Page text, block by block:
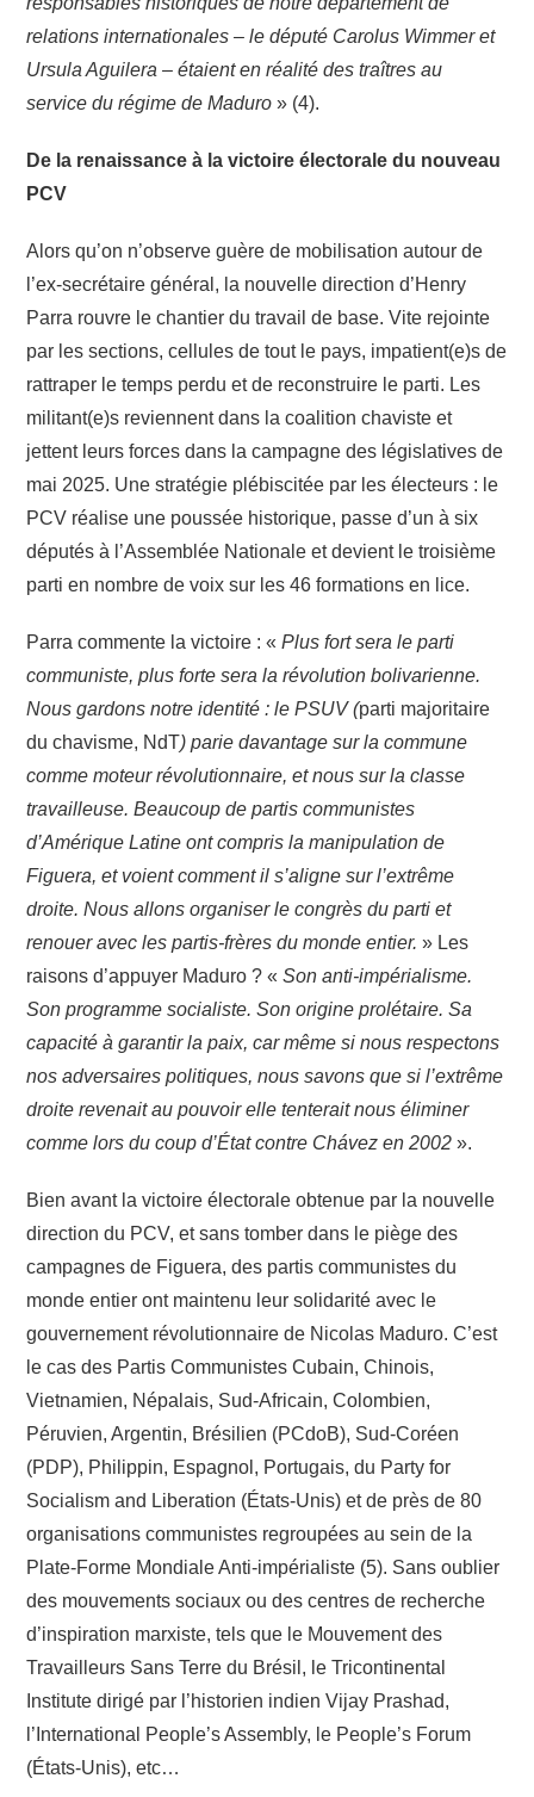
relations internationales – le député Carolus Wimmer et
Ursula Aguilera – étaient en réalité des traîtres au
service du régime de Maduro» (4).
De la renaissance à la victoire électorale du nouveau
PCV
Alors qu’on n’observe guère de mobilisation autour de
l’ex-secrétaire général, la nouvelle direction d’Henry
Parra rouvre le chantier du travail de base. Vite rejointe
par les sections, cellules de tout le pays, impatient(e)s de
rattraper le temps perdu et de reconstruire le parti. Les
militant(e)s reviennent dans la coalition chaviste et
jettent leurs forces dans la campagne des législatives de
mai 2025. Une stratégie plébiscitée par les électeurs : le
PCV réalise une poussée historique, passe d’un à six
députés à l’Assemblée Nationale et devient le troisième
parti en nombre de voix sur les 46 formations en lice.
Parra commente la victoire : «Plus fort sera le parti
communiste, plus forte sera la révolution bolivarienne.
Nous gardons notre identité : le PSUV (parti majoritaire
du chavisme, NdT) parie davantage sur la commune
comme moteur révolutionnaire, et nous sur la classe
travailleuse. Beaucoup de partis communistes
d’Amérique Latine ont compris la manipulation de
Figuera, et voient comment il s’aligne sur l’extrême
droite. Nous allons organiser le congrès du parti et
renouer avec les partis-frères du monde entier.» Les
raisons d’appuyer Maduro ? « Son anti-impérialisme.
Son programme socialiste. Son origine prolétaire. Sa
capacité à garantir la paix, car même si nous respectons
nos adversaires politiques, nous savons que si l’extrême
droite revenait au pouvoir elle tenterait nous éliminer
comme lors du coup d’État contre Chávez en 2002».
Bien avant la victoire électorale obtenue par la nouvelle
direction du PCV, et sans tomber dans le piège des
campagnes de Figuera, des partis communistes du
monde entier ont maintenu leur solidarité avec le
gouvernement révolutionnaire de Nicolas Maduro. C’est
le cas des Partis Communistes Cubain, Chinois,
Vietnamien, Népalais, Sud-Africain, Colombien,
Péruvien, Argentin, Brésilien (PCdoB), Sud-Coréen
(PDP), Philippin, Espagnol, Portugais, du Party for
Socialism and Liberation (États-Unis) et de près de 80
organisations communistes regroupées au sein de la
Plate-Forme Mondiale Anti-impérialiste (5). Sans oublier
des mouvements sociaux ou des centres de recherche
d’inspiration marxiste, tels que le Mouvement des
Travailleurs Sans Terre du Brésil, le Tricontinental
Institute dirigé par l’historien indien Vijay Prashad,
l’International People’s Assembly, le People’s Forum
(États-Unis), etc…